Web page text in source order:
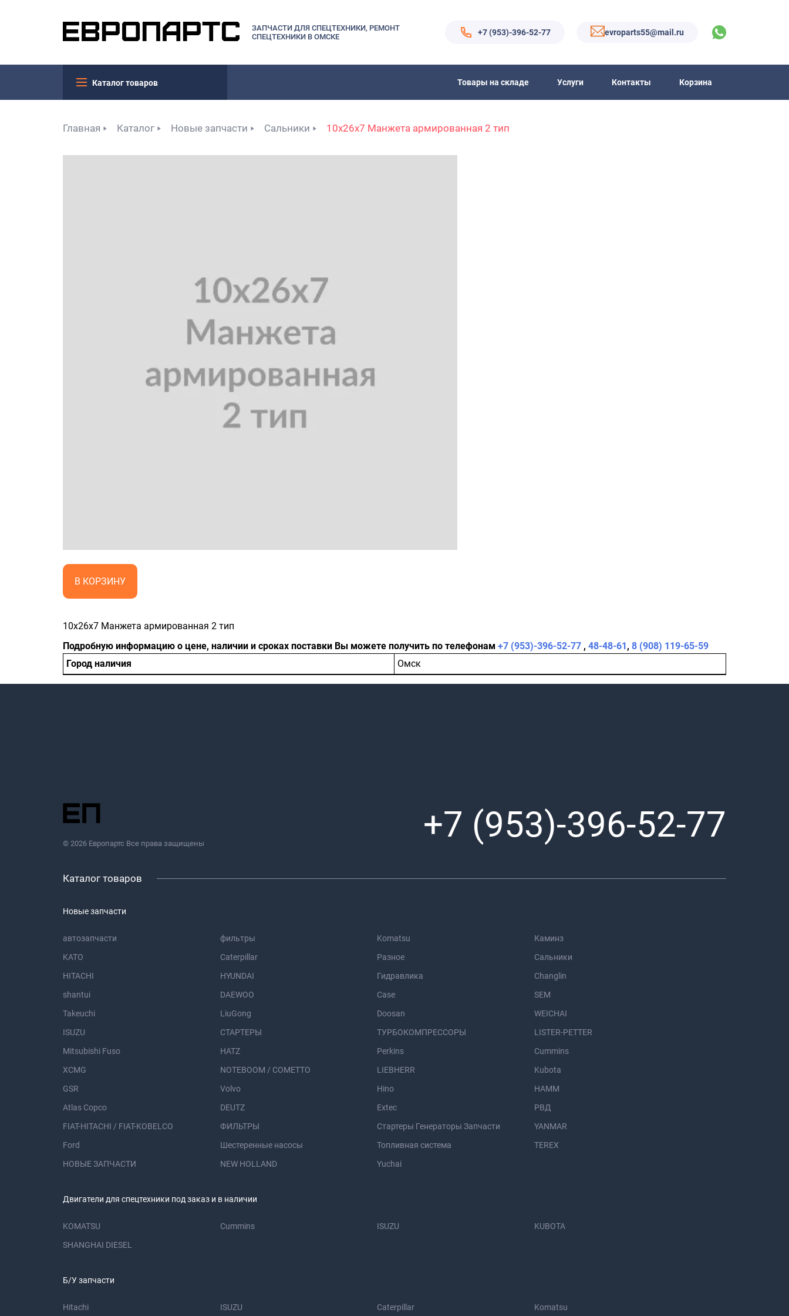
ЗАПЧАСТИ ДЛЯ СПЕЦТЕХНИКИ, РЕМОНТ
СПЕЦТЕХНИКИ В ОМСКЕ
+7 (953)-396-52-77 evroparts55@mail.ru
Каталог товаров Товары на складе Услуги Контакты Корзина
Главная Каталог Новые запчасти Сальники 10x26x7 Манжета армированная 2 тип
В КОРЗИНУ
10x26x7 Манжета армированная 2 тип
Подробную информацию о цене, наличии и сроках поставки Вы можете получить по телефонам +7 (953)-396-52-77 , 48-48-61, 8 (908) 119-65-59
Город наличия
Омск
© 2026 Европартс Все права защищены +7 (953)-396-52-77
Каталог товаров
Новые запчасти
автозапчасти фильтры Komatsu
Каминз
KATO
Caterpillar Разное
Сальники
HITACHI
HYUNDAI Гидравлика
Changlin
shantui
DAEWOO Case
SEM
Takeuchi
LiuGong Doosan
WEICHAI
ISUZU
СТАРТЕРЫ ТУРБОКОМПРЕССОРЫ
LISTER-PETTER
Mitsubishi Fuso
HATZ Perkins
Cummins
XCMG
NOTEBOOM / COMETTO LIEBHERR
Kubota
GSR
Volvo Hino
HAMM
Atlas Copco
DEUTZ Extec
РВД
FIAT-HITACHI / FIAT-KOBELCO
ФИЛЬТРЫ Стартеры Генераторы Запчасти
YANMAR
Ford
Шестеренные насосы Топливная система
TEREX
НОВЫЕ ЗАПЧАСТИ
NEW HOLLAND Yuchai
Двигатели для спецтехники под заказ и в наличии
KOMATSU Cummins ISUZU
KUBOTA
SHANGHAI DIESEL
Б/У запчасти
Hitachi ISUZU Caterpillar Komatsu